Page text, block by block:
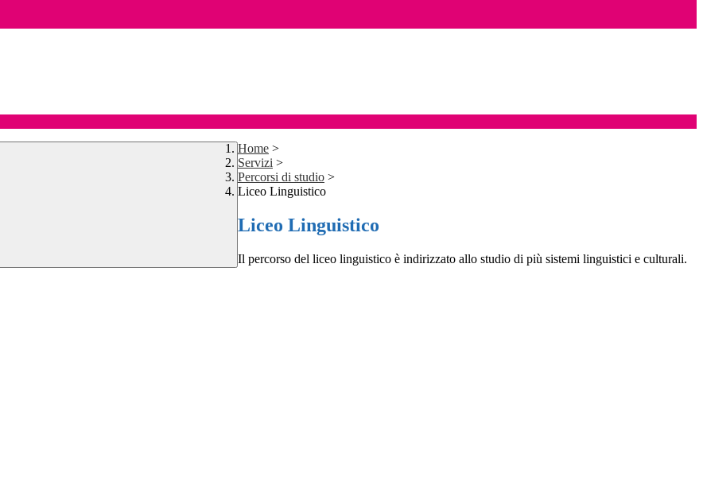
Home >
Servizi >
Percorsi di studio >
Liceo Linguistico
Liceo Linguistico
Il percorso del liceo linguistico è indirizzato allo studio di più sistemi linguistici e culturali.